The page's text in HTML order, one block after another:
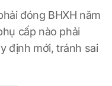
đóng BHXH năm
cấp nào phải
định mới, tránh sai